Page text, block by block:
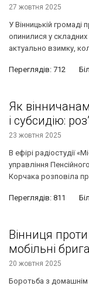
27 жовтня 2025
У Вінницькій
опинилися у
актуально взимку,
Переглядів: 712
Як
і субсидію:
23 жовтня 2025
В ефірі радіостудії
управління
Корчака розповіла
Переглядів: 811
Вінниця
мобільні
20 жовтня 2025
Боротьба з домашнім